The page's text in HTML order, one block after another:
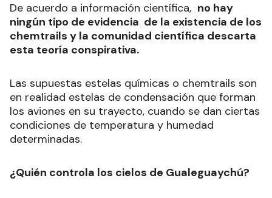
De acuerdo a información científica, no hay
ningún tipo de evidencia de la existencia de los
chemtrails y la comunidad científica descarta
esta teoría conspirativa.
Las supuestas estelas químicas o chemtrails son
en realidad estelas de condensación que forman
los aviones en su trayecto, cuando se dan ciertas
condiciones de temperatura y humedad
determinadas.
¿Quién controla los cielos de Gualeguaychú?